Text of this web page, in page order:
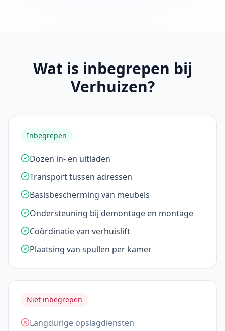
Wat is inbegrepen bij
Verhuizen?
Inbegrepen
Dozen in- en uitladen
Transport tussen adressen
Basisbescherming van meubels
Ondersteuning bij demontage en montage
Coördinatie van verhuislift
Plaatsing van spullen per kamer
Niet inbegrepen
Langdurige opslagdiensten